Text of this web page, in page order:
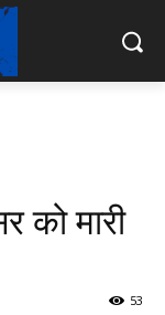
को मारी
53